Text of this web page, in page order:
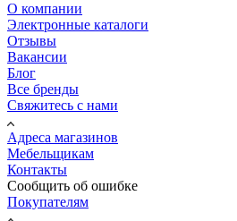
О компании
Электронные каталоги
Отзывы
Вакансии
Блог
Все бренды
Свяжитесь с нами
Адреса магазинов
Мебельщикам
Контакты
Сообщить об ошибке
Покупателям